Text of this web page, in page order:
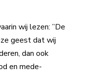
wij lezen: ”De
geest dat wij
dan ook
en mede-